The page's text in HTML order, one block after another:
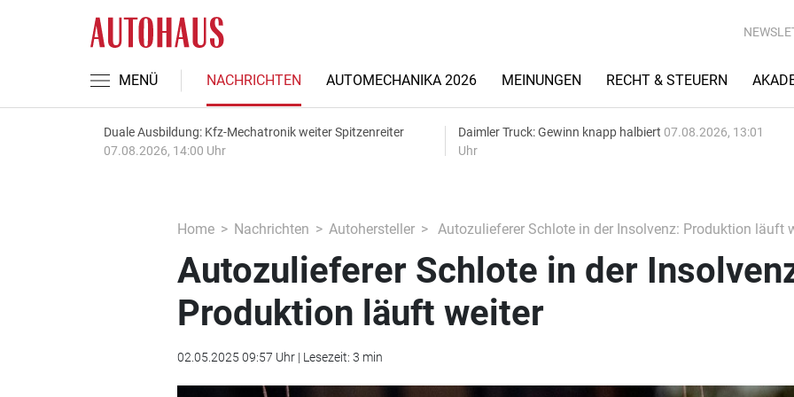
MENÜ NACHRICHTEN AUTOMECHANIKA 2026 MEINUNGEN RECHT & STEUERN
Duale Ausbildung: Kfz-Mechatronik weiter Spitzenreiter
07.08.2026, 14:00 Uhr
Daimler Truck: Gewinn knapp halbiert 07.08.2026, 13:01
Uhr
Home Nachrichten Autohersteller Autozulieferer Schlote in der Insolvenz: Produktion läuft
Autozulieferer Schlote in der
Produktion läuft weiter
02.05.2025 09:57 Uhr | Lesezeit: 3 min